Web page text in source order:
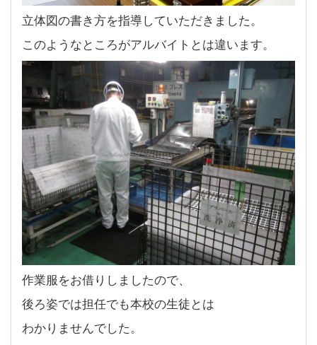
立体図の書き方を指導していただきました。
このようなところがアルバイトとは違います。
作業服をお借りしましたので、
後ろ姿では担任でも本校の生徒とは
わかりませんでした。